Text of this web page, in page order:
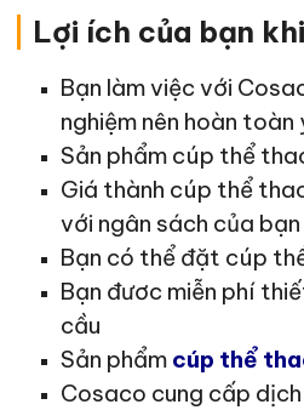
Lợi ích của bạn
Bạn làm việc với
nghiệm nên hoàn
Sản phẩm cúp thể
Giá thành cúp thể
với ngân sách của bạn
Bạn có thể đặt cúp
Bạn đươc miễn phí
cầu
Sản phẩm cúp thể
Cosaco cung cấp